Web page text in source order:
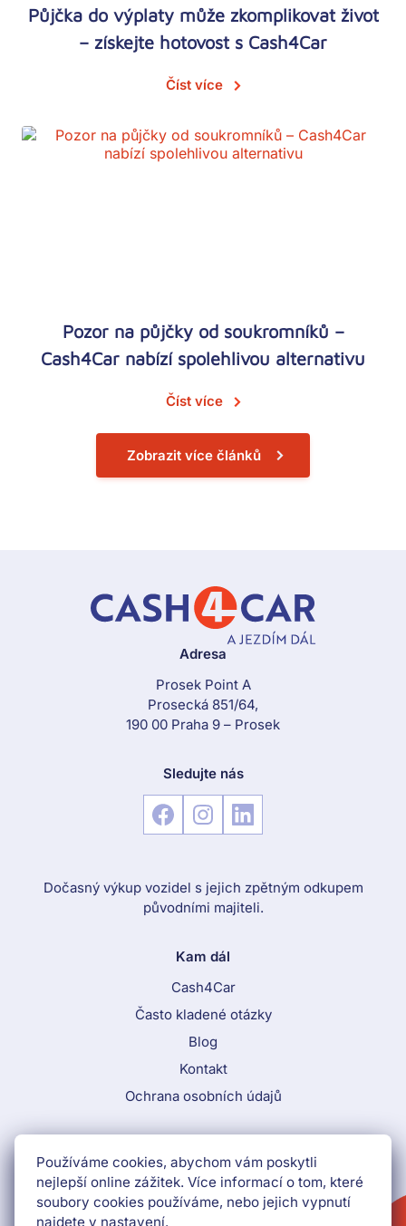
Půjčka do výplaty může zkomplikovat život
– získejte hotovost s Cash4Car
Číst více
Pozor na půjčky od soukromníků –
Cash4Car nabízí spolehlivou alternativu
Číst více
Zobrazit více článků
Adresa
Prosek Point A
Prosecká 851/64,
190 00 Praha 9 – Prosek
Sledujte nás
Dočasný výkup vozidel s jejich zpětným odkupem
původními majiteli.
Kam dál
Cash4Car
Často kladené otázky
Blog
Kontakt
Ochrana osobních údajů
Call To Action Menu
800 870 884
Získat peníze hned
Používáme cookies, abychom vám poskytli
nejlepší online zážitek. Více informací o tom, které
soubory cookies používáme, nebo jejich vypnutí
najdete v nastavení.